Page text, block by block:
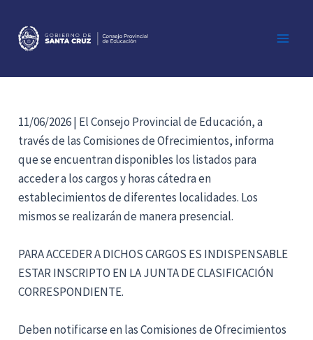
contenido
11/06/2026 | El Consejo Provincial de Educación, a
través de las Comisiones de Ofrecimientos, informa
que se encuentran disponibles los listados para
acceder a los cargos y horas cátedra en
establecimientos de diferentes localidades. Los
mismos se realizarán de manera presencial.
PARA ACCEDER A DICHOS CARGOS ES INDISPENSABLE
ESTAR INSCRIPTO EN LA JUNTA DE CLASIFICACIÓN
CORRESPONDIENTE.
Deben notificarse en las Comisiones de Ofrecimientos